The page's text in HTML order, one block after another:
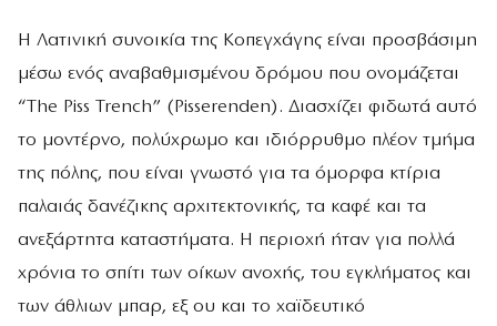
Η Λατινική συνοικία της Κοπεγχάγης είναι προσβάσιμη
μέσω ενός αναβαθμισμένου δρόμου που ονομάζεται
“The Piss Trench” (Pisserenden). Διασχίζει φιδωτά αυτό
το μοντέρνο, πολύχρωμο και ιδιόρρυθμο πλέον τμήμα
της πόλης, που είναι γνωστό για τα όμορφα κτίρια
παλαιάς δανέζικης αρχιτεκτονικής, τα καφέ και τα
ανεξάρτητα καταστήματα. Η περιοχή ήταν για πολλά
χρόνια το σπίτι των οίκων ανοχής, του εγκλήματος και
των άθλιων μπαρ, εξ ου και το χαϊδευτικό